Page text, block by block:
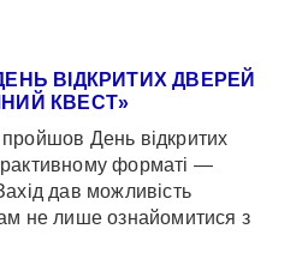
ВІДКРИТИХ ДВЕРЕЙ
КВЕСТ»
День відкритих
форматі —
дав можливість
не лише ознайомитися з